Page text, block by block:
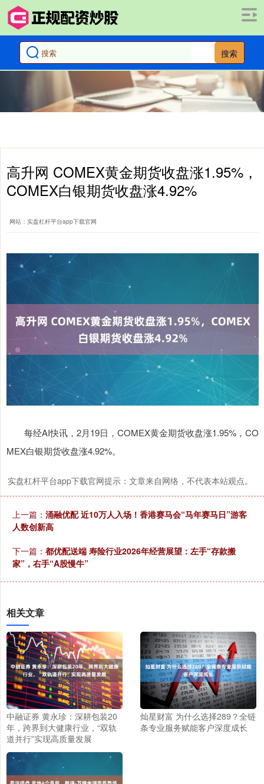
搜索
高升网 COMEX黄金期货收盘涨1.95%，
COMEX白银期货收盘涨4.92%
网站：实盘杠杆平台app下载官网
每经AI快讯，2月19日，COMEX黄金期货收盘涨1.95%，CO
MEX白银期货收盘涨4.92%。
实盘杠杆平台app下载官网提示：文章来自网络，不代表本站观点。
上一篇： 涌融优配 近10万人入场！香港赛马会“马年赛马日”游客
人数创新高
下一篇： 都优配送端 寿险行业2026年经营展望：左手“存款搬
家”，右手“A股慢牛”
相关文章
中融证券 黄永珍：深耕包装20
年，跨界到大健康行业，“双轨
道并行”实现高质量发展
灿星财富 为什么选择289？全链
条专业服务赋能客户深度成长